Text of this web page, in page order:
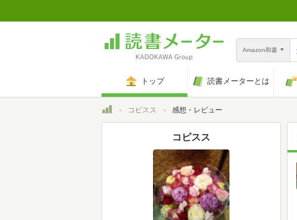
Amazon和書
トップ 読書メーターとは
トップコピスス 感想・レビュー
コピスス